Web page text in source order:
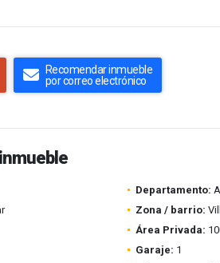
Recomendar inmueble
por correo electrónico
Departamento:
Zona / barrio:
Área Privada:
Garaje: 1